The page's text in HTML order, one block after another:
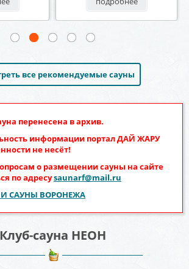
все рекомендуемые сауны
перенесена в архив.
информации порталДАЙ ЖАРУ
не несёт!
о размещении сауны на сайте
по адресуsaunarf@mail.ru
И САУНЫ ВОРОНЕЖА
Клуб-сауна НЕОН